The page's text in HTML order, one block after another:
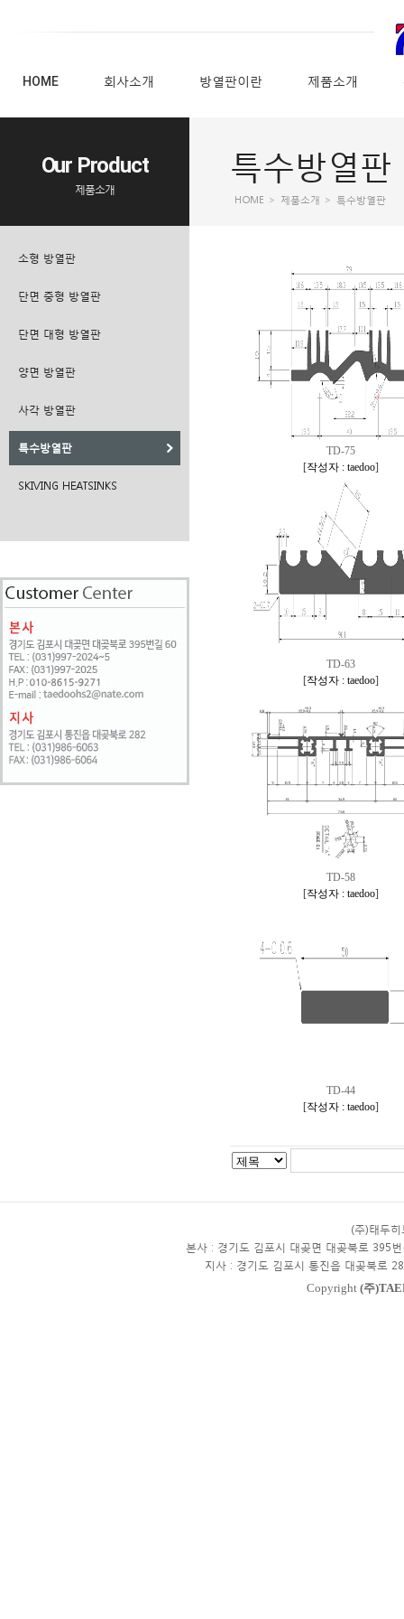
HOME 회사소개 방열판이란 제품소개
Our Product
제품소개
소형 방열판
단면 중형 방열판
단면 대형 방열판
양면 방열판
사각 방열판
특수방열판
SKIVING HEATSINKS
특수방열판
HOME > 제품소개 > 특수방열판
TD-75
[작성자 : taedoo]
TD-63
[작성자 : taedoo]
TD-58
[작성자 : taedoo]
TD-44
[작성자 : taedoo]
(주)태두히
본사 : 경기도 김포시 대곶면 대곶북로 395
지사 : 경기도 김포시 통진읍 대곶북로
Copyright(주